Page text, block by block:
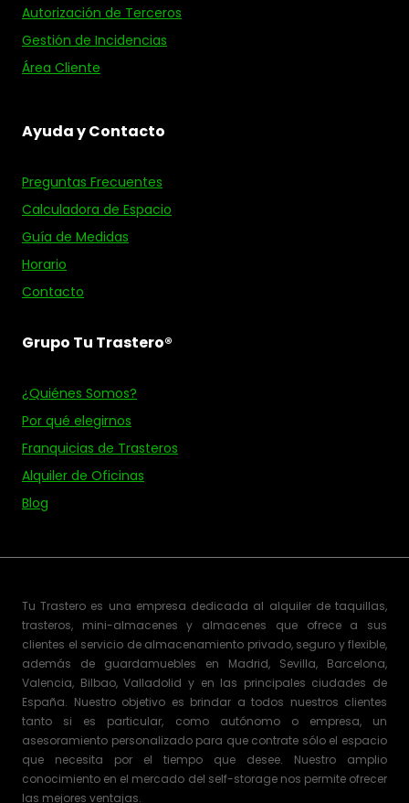
Autorización de Terceros
Gestión de Incidencias
Área Cliente
Ayuda y Contacto
Preguntas Frecuentes
Calculadora de Espacio
Guía de Medidas
Horario
Contacto
Grupo Tu Trastero®
¿Quiénes Somos?
Por qué elegirnos
Franquicias de Trasteros
Alquiler de Oficinas
Blog
Tu Trastero es una empresa dedicada al alquiler de taquillas,
trasteros, mini-almacenes y almacenes que ofrece a sus
clientes el servicio de almacenamiento privado, seguro y flexible,
además de guardamuebles en Madrid, Sevilla, Barcelona,
Valencia, Bilbao, Valladolid y en las principales ciudades de
España. Nuestro objetivo es brindar a todos nuestros clientes
tanto si es particular, como autónomo o empresa, un
asesoramiento personalizado para que contrate sólo el espacio
que necesita por el tiempo que desee. Nuestro amplio
conocimiento en el mercado del self-storage nos permite ofrecer
las mejores ventajas.